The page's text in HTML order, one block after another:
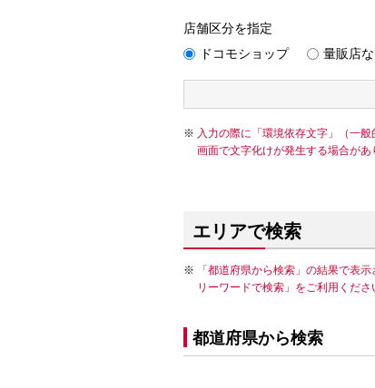
店舗区分を指定
ドコモショップ
量販店
入力の際に「環境依存文字」（一
画面で文字化けが発生する場合があ
エリアで検索
「都道府県から検索」の結果で表
リーワードで検索」をご利用くださ
都道府県から検索